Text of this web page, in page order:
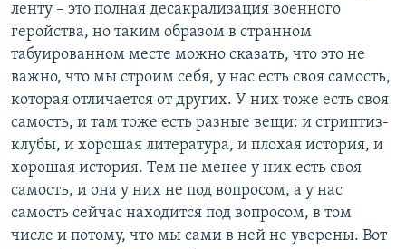
ленту – это полная десакрализация военного
геройства, но таким образом в странном
табуированном месте можно сказать, что это не
важно, что мы строим себя, у нас есть своя самость,
которая отличается от других. У них тоже есть своя
самость, и там тоже есть разные вещи: и стриптиз-
клубы, и хорошая литература, и плохая история, и
хорошая история. Тем не менее у них есть своя
самость, и она у них не под вопросом, а у нас
самость сейчас находится под вопросом, в том
числе и потому, что мы сами в ней не уверены. Вот